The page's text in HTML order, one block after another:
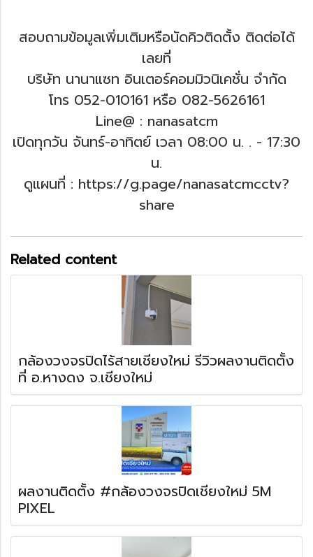
สอบถามข้อมูลเพิ่มเติมหรือนัดคิวติดตั้ง ติดต่อได้
เลยที่
บริษัท นานาแซท อินเตอร์คอมมิวนิเคชั่น จำกัด
โทร 052-010161 หรือ 082-5626161
Line@ : nanasatcm
เปิดทุกวัน จันทร์-อาทิตย์ เวลา 08:00 น. . - 17:30
น.
ดูแผนที่ : https://g.page/nanasatcmcctv?
share
Related content
กล้องวงจรปิดไร้สายเชียงใหม่ รีวิวผลงานติดตั้ง
ที่ อ.หางดง จ.เชียงใหม่
ผลงานติดตั้ง #กล้องวงจรปิดเชียงใหม่ 5M
PIXEL